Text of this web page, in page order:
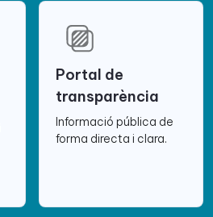
Portal de
transparència
Informació pública de
forma directa i clara.